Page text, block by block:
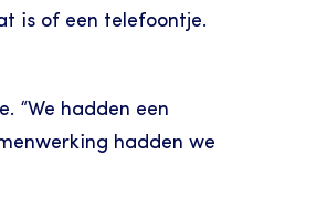
is of een telefoontje.
“We hadden een
hadden we